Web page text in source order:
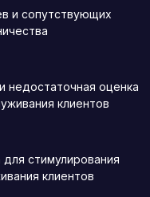
и сопутствующих
недостаточная оценка
клиентов
стимулирования
клиентов